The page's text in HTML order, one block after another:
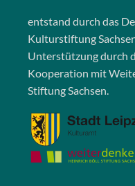
entstand durch das
Kulturstiftung
Unterstützung durch
Kooperation mit
Stiftung Sachsen.